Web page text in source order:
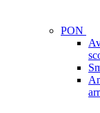
PON